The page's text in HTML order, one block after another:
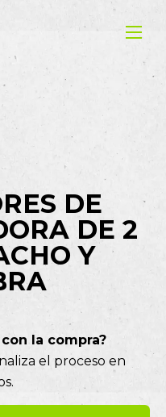
DE
DE 2
Y
la compra?
el proceso en